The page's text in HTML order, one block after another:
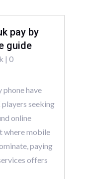
pay by
guide
| 0
phone have
seeking
online
where mobile
paying
offers